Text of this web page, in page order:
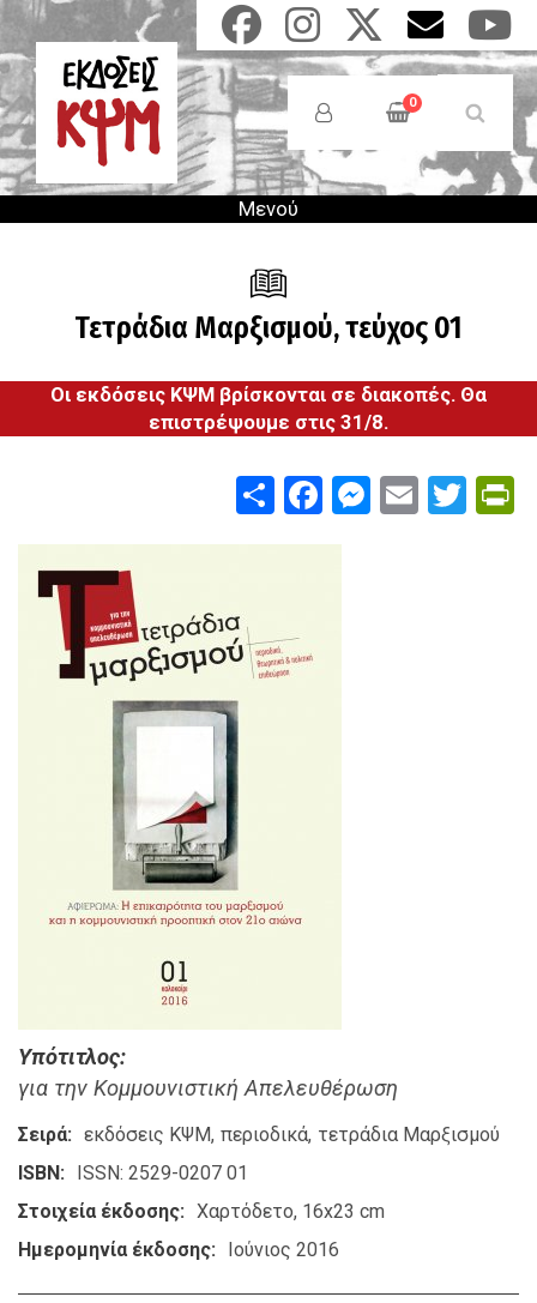
Παράκαμψη
προς
το
κυρίως
περιεχόμενο
Anonymous
Users
Menu
0
Μενού
Τετράδια Μαρξισμού, τεύχος 01
Οι εκδόσεις ΚΨΜ βρίσκονται σε διακοπές. Θα
επιστρέψουμε στις 31/8.
ShareFacebook
Email
Υπότιτλος
για την Κομμουνιστική Απελευθέρωση
Σειρά εκδόσεις ΚΨΜ περιοδικά τετράδια Μαρξισμού
ISBN
ISSN: 2529-0207 01
Στοιχεία έκδοσης
Χαρτόδετο, 16x23 cm
Ημερομηνία έκδοσης
Ιούνιος 2016